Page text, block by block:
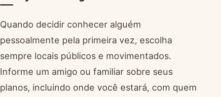
Quando decidir conhecer alguém
pessoalmente pela primeira vez, escolha
sempre locais públicos e movimentados.
Informe um amigo ou familiar sobre seus
planos, incluindo onde você estará, com quem